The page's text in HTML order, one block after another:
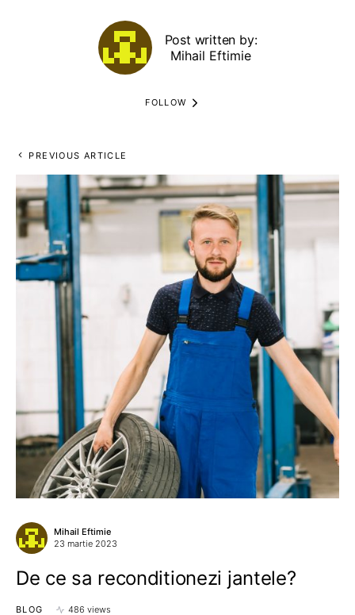
Post written by:
Mihail Eftimie
FOLLOW
PREVIOUS ARTICLE
Mihail Eftimie
23 martie 2023
De ce sa reconditionezi jantele?
BLOG 486 views